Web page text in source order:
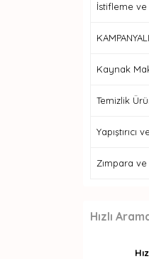
İstifleme ve
Kaynak
Temizlik
Yapıştırıcı
Zımpara ve
Hızlı